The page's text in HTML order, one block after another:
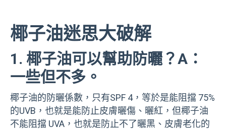
椰子油迷思大破解
1. 椰子油可以幫助防曬？A：
一些但不多。
椰子油的防曬係數，只有SPF 4，等於是能阻擋 75%
的UVB，也就是能防止皮膚曬傷、曬紅，但椰子油
不能阻擋 UVA，也就是防止不了曬黑、皮膚老化的